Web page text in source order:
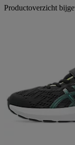
Productoverzicht